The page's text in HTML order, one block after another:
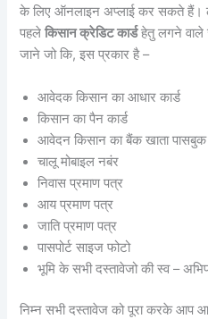
के लिए ऑनलाइन अप्लाई कर सकते
पहलेकिसान क्रेडिट कार्डहेतु लगने वाले
जाने जो कि, इस प्रकार है –
आवेदक किसान का आधार कार्ड
किसान का पैन कार्ड
आवेदन किसान का बैंक खाता पासबुक
चालू मोबाइल नबंर
निवास प्रमाण पत्र
आय प्रमाण पत्र
जाति प्रमाण पत्र
पासपोर्ट साइज फोटो
भूमि के सभी दस्तावेजो की स्व –
निम्न सभी दस्तावेज को पूरा करके आप